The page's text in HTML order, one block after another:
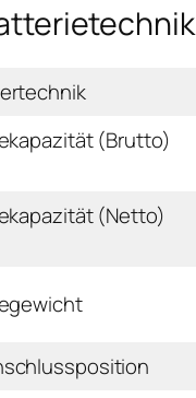
(Brutto)
(Netto)